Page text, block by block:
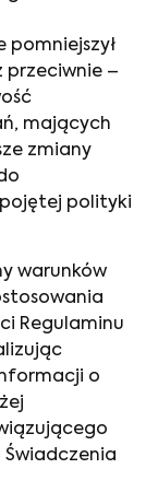
pomniejszył
przeciwnie –
mających
zmiany
polityki
warunków
Regulaminu
o
Świadczenia